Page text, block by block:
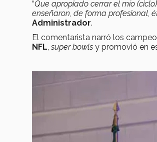
“Que apropiado cerrar el mío
enseñaron, de forma profesional,
Administrador.
El comentarista narró los
NFL,super bowls y promovió en